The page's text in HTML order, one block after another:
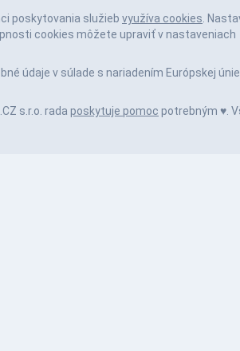
poskytovania služieb využíva cookies.
cookies môžete upraviť v nastaveniach
údaje v súlade s nariadením Európskej únie
s.r.o. rada poskytuje pomoc potrebným ♥️.